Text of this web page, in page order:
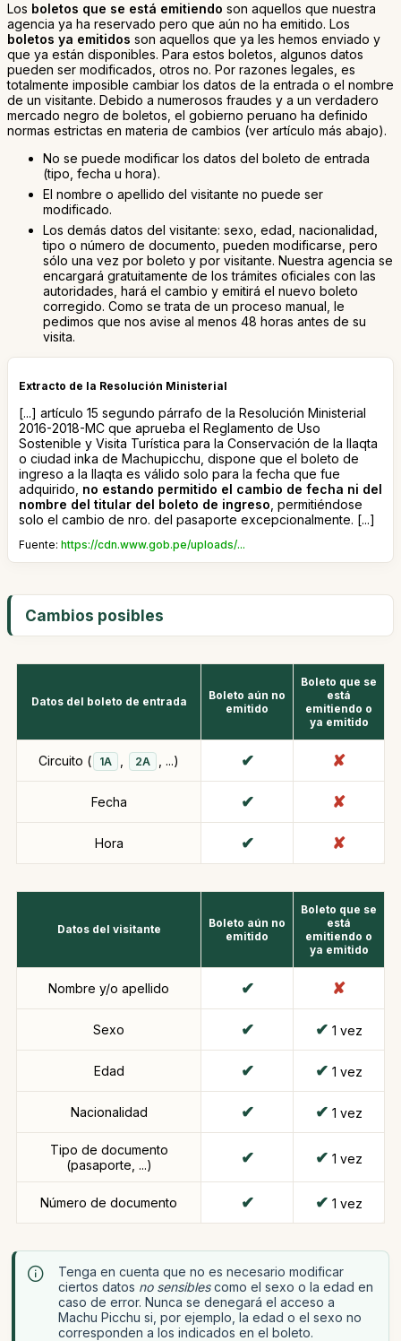
Los boletos que se está emitiendo son aquellos que nuestra
agencia ya ha reservado pero que aún no ha emitido. Los
boletos ya emitidos son aquellos que ya les hemos enviado y
que ya están disponibles. Para estos boletos, algunos datos
pueden ser modificados, otros no. Por razones legales, es
totalmente imposible cambiar los datos de la entrada o el nombre
de un visitante. Debido a numerosos fraudes y a un verdadero
mercado negro de boletos, el gobierno peruano ha definido
normas estrictas en materia de cambios (ver artículo más abajo).
No se puede modificar los datos del boleto de entrada
(tipo, fecha u hora).
El nombre o apellido del visitante no puede ser
modificado.
Los demás datos del visitante: sexo, edad, nacionalidad,
tipo o número de documento, pueden modificarse, pero
sólo una vez por boleto y por visitante. Nuestra agencia se
encargará gratuitamente de los trámites oficiales con las
autoridades, hará el cambio y emitirá el nuevo boleto
corregido. Como se trata de un proceso manual, le
pedimos que nos avise al menos 48 horas antes de su
visita.
Extracto de la Resolución Ministerial
[...] artículo 15 segundo párrafo de la Resolución Ministerial
2016-2018-MC que aprueba el Reglamento de Uso
Sostenible y Visita Turística para la Conservación de la llaqta
o ciudad inka de Machupicchu, dispone que el boleto de
ingreso a la llaqta es válido solo para la fecha que fue
adquirido, no estando permitido el cambio de fecha ni del
nombre del titular del boleto de ingreso , permitiéndose
solo el cambio de nro. del pasaporte excepcionalmente. [...]
Fuente: https://cdn.www.gob.pe/uploads/...
Cambios posibles
Datos del boleto de entrada
Boleto aún no
emitido
Boleto que se
está
emitiendo o
ya emitido
Circuito ( 1A 2A , ...)
Fecha
Hora
Datos del visitante
Boleto aún no
emitido
Boleto que se
está
emitiendo o
ya emitido
Nombre y/o apellido
Sexo 1 vez
Edad 1 vez
Nacionalidad 1 vez
Tipo de documento
(pasaporte, ...)
1 vez
Número de documento 1 vez
Tenga en cuenta que no es necesario modificar
ciertos datos no sensiblescomo el sexo o la edad en
caso de error. Nunca se denegará el acceso a
Machu Picchu si, por ejemplo, la edad o el sexo no
corresponden a los indicados en el boleto.